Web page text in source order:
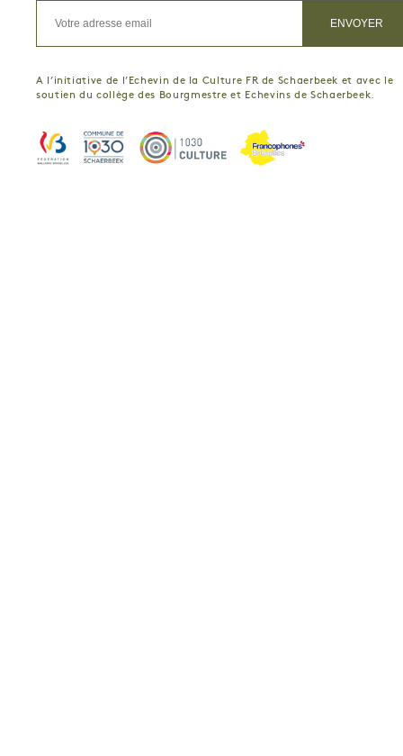
A l’initiative de l’Echevin de la Culture FR de Schaerbeek et avec le
soutien du collège des Bourgmestre et Echevins de Schaerbeek.